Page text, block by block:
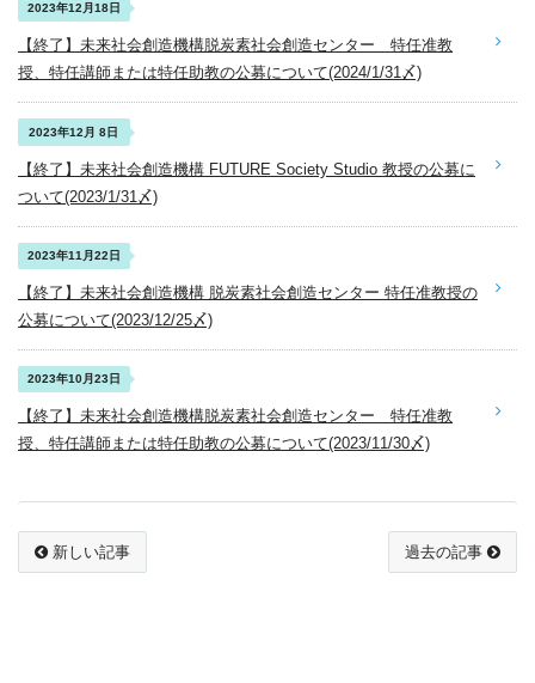
2023年12月18日
【終了】未来社会創造機構脱炭素社会創造センター 特任准教
授、特任講師または特任助教の公募について(2024/1/31〆)
2023年12月 8日
【終了】未来社会創造機構 FUTURE Society Studio 教授の公募に
ついて(2023/1/31〆)
2023年11月22日
【終了】未来社会創造機構 脱炭素社会創造センター 特任准教授の
公募について(2023/12/25〆)
2023年10月23日
【終了】未来社会創造機構脱炭素社会創造センター 特任准教
授、特任講師または特任助教の公募について(2023/11/30〆)
過去の記事
新しい記事